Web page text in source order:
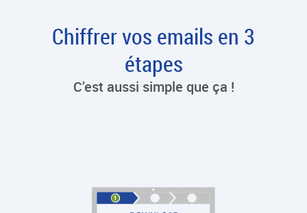
Chiffrer vos emails en 3
étapes
C’est aussi simple que ça !